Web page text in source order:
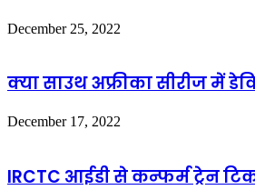
December 25, 2022
क्या साउथ अफ्रीका सीरीज में
December 17, 2022
IRCTC आईडी से कन्फर्म ट्रेन